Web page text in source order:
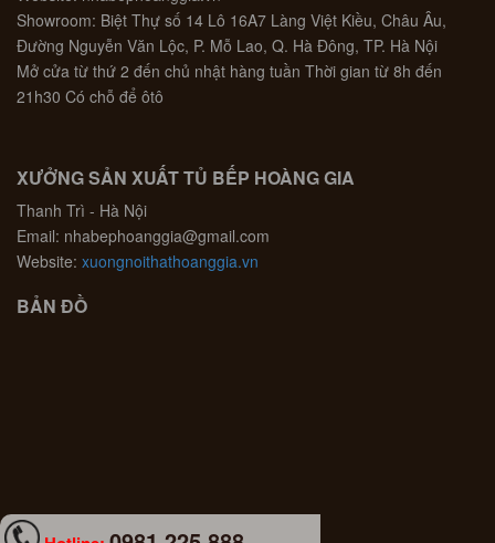
Showroom: Biệt Thự số 14 Lô 16A7 Làng Việt Kiều, Châu Âu,
Đường Nguyễn Văn Lộc, P. Mỗ Lao, Q. Hà Đông, TP. Hà Nội
Mở cửa từ thứ 2 đến chủ nhật hàng tuần Thời gian từ 8h đến
21h30 Có chỗ để ôtô
XƯỞNG SẢN XUẤT TỦ BẾP HOÀNG GIA
Thanh Trì - Hà Nội
Email: nhabephoanggia@gmail.com
Website: xuongnoithathoanggia.vn
BẢN ĐỒ